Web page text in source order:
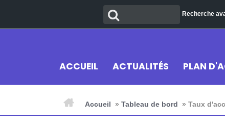
contenu
Recherche Recherche
ACCUEIL ACTUALITÉS PLAN
Accueil » Tableau de bord » Taux